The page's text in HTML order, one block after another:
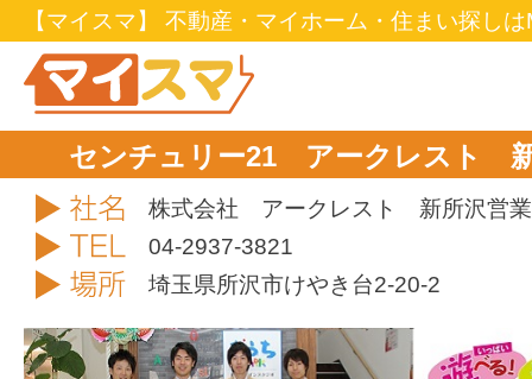
【マイスマ】 不動産・マイホーム・住まい探し
センチュリー21 アークレスト
社名
株式会社 アークレスト 新所沢営
TEL
04-2937-3821
住所
埼玉県所沢市けやき台2-20-2